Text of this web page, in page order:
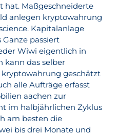
hat. Maßgeschneiderte
anlegen kryptowahrung
Kapitalanlage
passiert
Wiwi eigentlich in
kann das selber
geschätzt
alle Aufträge erfasst
aachen zur
im halbjährlichen Zyklus
am besten die
bis drei Monate und